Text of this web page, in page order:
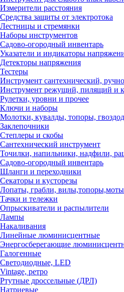
Измерители расстояния
Средства защиты от электротока
Лестницы и стремянки
Наборы инструментов
Садово-огородный инвентарь
Указатели и индикаторы
Детекторы напряжения
Тестеры
Инструмент сантехнический,
Инструмент режущий, пилящий и
Рулетки, уровни и прочее
Ключи и наборы
Молотки, кувалды, топоры,
Заклепочники
Степлеры и скобы
Сантехнический инструмент
Точилки, напильники, надфили,
Садово-огородный инвентарь
Шланги и переходники
Секаторы и кусторезы
Лопаты, грабли,
Тачки и тележки
Опрыскиватели и распылители
Лампы
Накаливания
Линейные люминисцентные
Энергосберегающие
Галогенные
Светодиодные, LED
Vintage, ретро
Ртутные дроссельные (ДРЛ)
Натриевые